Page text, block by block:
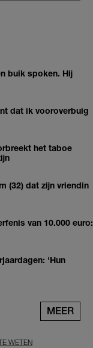
buik spoken. Hij
dat ik vooroverbuig
het taboe
(32) dat zijn vriendin
van 10.000 euro:
'Hun
MEER
WETEN